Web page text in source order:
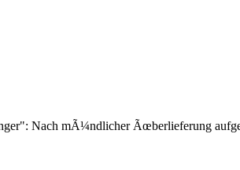
Nach mÃ¼ndlicher Ãœberlieferung